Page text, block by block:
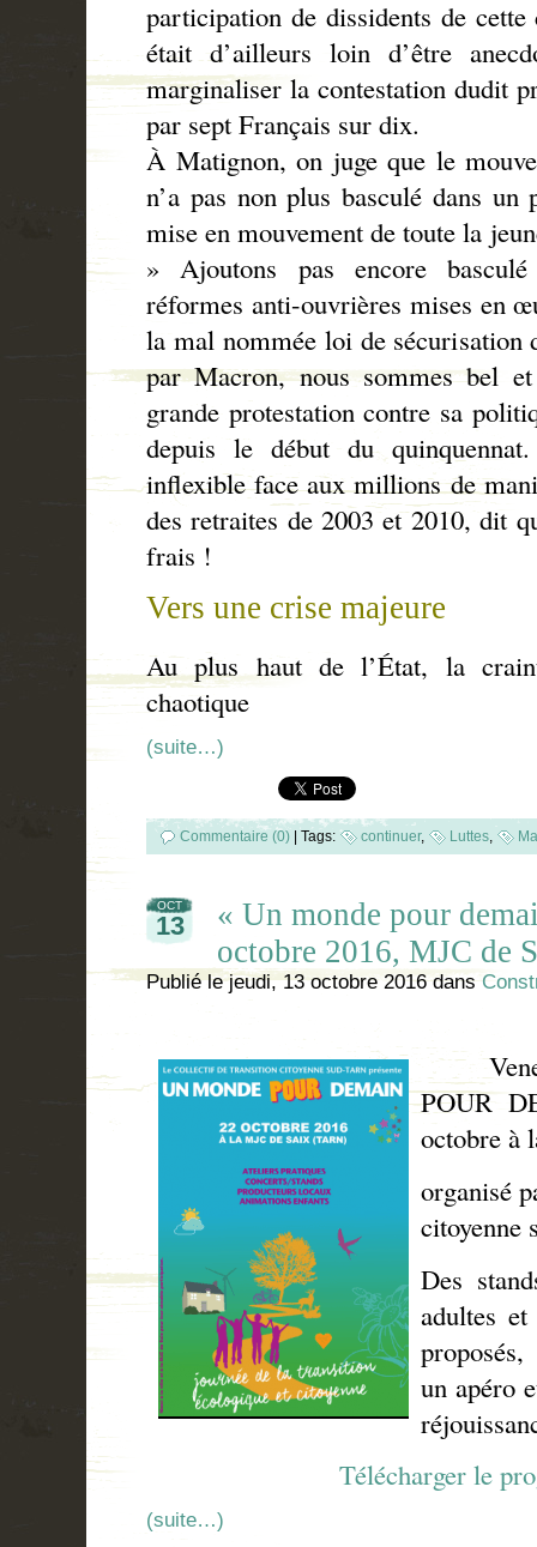
participation de dissidents de cette
était d’ailleurs loin d’être
marginaliser la contestation dudit
par sept Français sur dix.
À Matignon, on juge que le
n’a pas non plus basculé dans un
mise en mouvement de toute la
» Ajoutons pas encore
réformes anti-ouvrières mises en
la mal nommée loi de sécurisation
par Macron, nous sommes bel
grande protestation contre sa
depuis le début du
inflexible face aux millions de
des retraites de 2003 et 2010, dit
frais !
Vers une crise majeure
Au plus haut de l’État, la
chaotique
(suite…)
Commentaire (0) | Tags: continuer, Luttes
OCT
13
« Un monde pour
octobre 2016, MJC de
Publié lejeudi, 13 octobre 2016dans
POUR
octobre
organisé
citoyenne
Des
adultes
un apéro
Télécharger le
(suite…)